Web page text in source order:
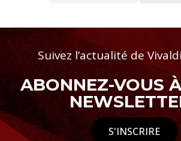
Suivez l’actualité de
ABONNEZ-VOUS
S'INSCRIRE